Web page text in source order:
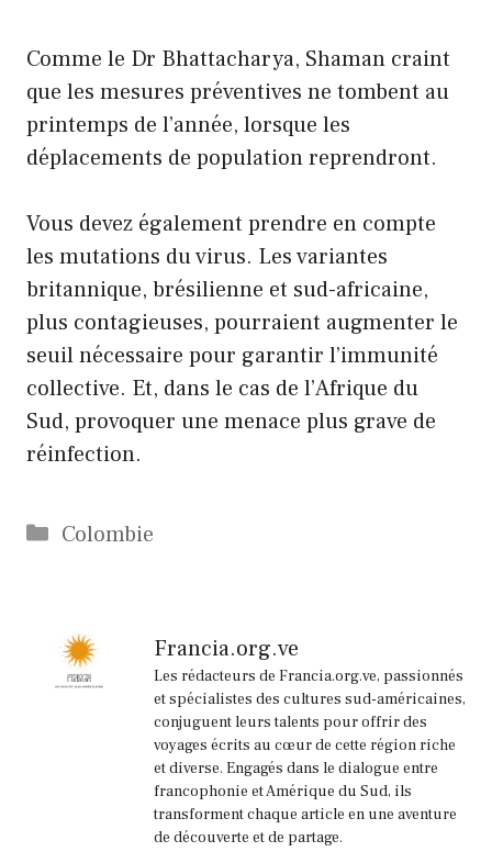
Comme le Dr Bhattacharya, Shaman craint
que les mesures préventives ne tombent au
printemps de l’année, lorsque les
déplacements de population reprendront.
Vous devez également prendre en compte
les mutations du virus. Les variantes
britannique, brésilienne et sud-africaine,
plus contagieuses, pourraient augmenter le
seuil nécessaire pour garantir l’immunité
collective. Et, dans le cas de l’Afrique du
Sud, provoquer une menace plus grave de
réinfection.
Catégories
Colombie
Francia.org.ve
Les rédacteurs de Francia.org.ve, passionnés
et spécialistes des cultures sud-américaines,
conjuguent leurs talents pour offrir des
voyages écrits au cœur de cette région riche
et diverse. Engagés dans le dialogue entre
francophonie et Amérique du Sud, ils
transforment chaque article en une aventure
de découverte et de partage.